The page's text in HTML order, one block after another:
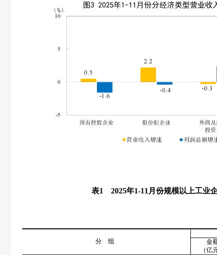
表1 2025年1-11 月份规模以上工业
分 组
金
（亿